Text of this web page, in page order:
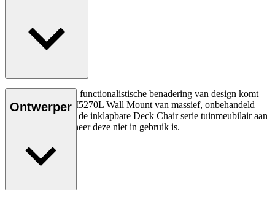
Børge Mogensen's functionalistische benadering van design komt
tot uiting in de BM5270L Wall Mount van massief, onbehandeld
teak - gemaakt om de inklapbare Deck Chair serie tuinmeubilair aan
op te hangen wanneer deze niet in gebruik is.
Ontwerper